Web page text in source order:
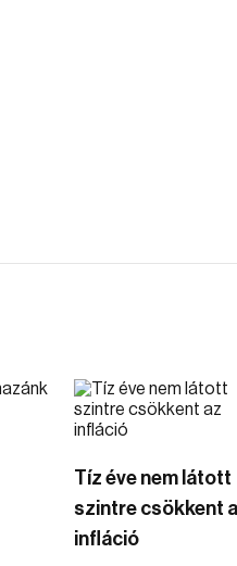
Tíz éve nem látott
szintre csökkent
infláció